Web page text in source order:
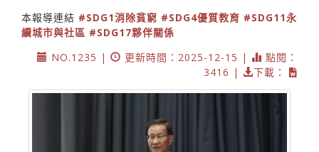
本報導連結 #SDG1消除貧窮 #SDG4優質教育 #SDG11永
續城市與社區 #SDG17夥伴關係
NO.1235 |
更新時間：2025-12-15 |
點閱：
3416 |
下載：